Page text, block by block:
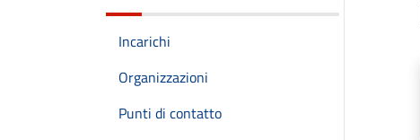
Incarichi
Organizzazioni
Punti di contatto